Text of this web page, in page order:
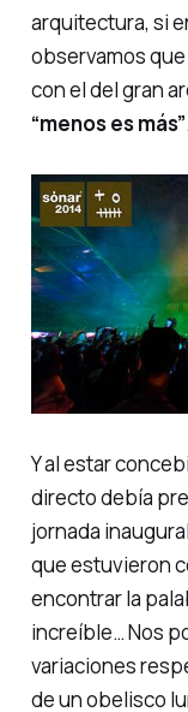
arquitectura, si
observamos
con el del gran
“menos es más”.
Y al estar
directo debía
jornada
que estuvieron
encontrar la
increíble… Nos
variaciones
de un obelisco